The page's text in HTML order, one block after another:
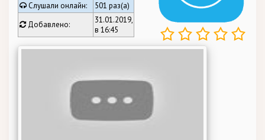
Слушали онлайн:
501 раз(а)
Добавлено:
31.01.2019,
в 16:45